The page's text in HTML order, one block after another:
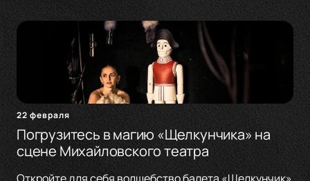
22 февраля
Погрузитесь в магию «Щелкунчика» на
сцене Михайловского театра